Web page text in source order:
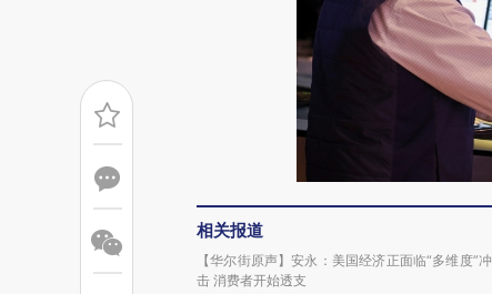
相关报道
【华尔街原声】安永：美国经济正面临“多维度”冲
击 消费者开始透支